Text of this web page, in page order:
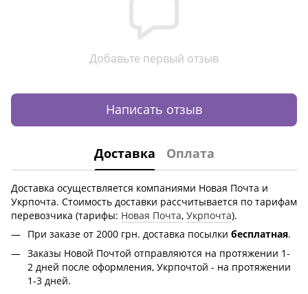
Добавьте первый отзыв
Написать отзыв
Доставка Оплата
Доставка осуществляется компаниями Новая Почта и
Укрпочта. Стоимость доставки рассчитывается по тарифам
перевозчика (тарифы: Новая Почта, Укрпочта).
При заказе от 2000 грн. доставка посылки бесплатная.
Заказы Новой Почтой отправляются на протяжении 1-
2 дней после оформления, Укрпочтой - на протяжении
1-3 дней.